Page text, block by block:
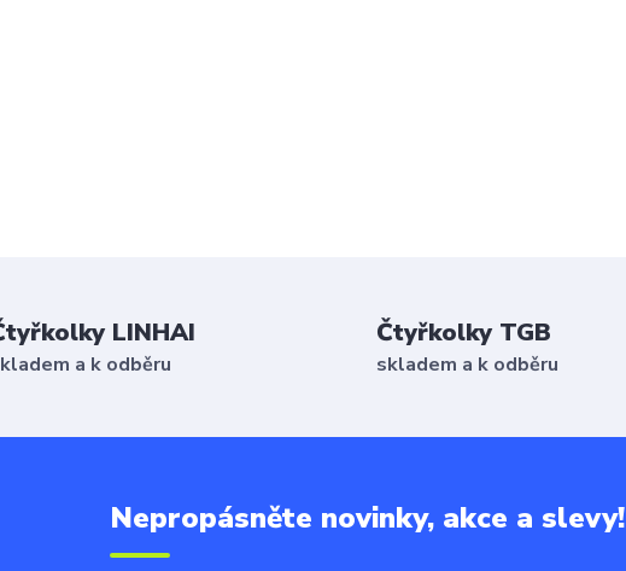
LINHAI
a k odběru
Čtyřkolky TGB
skladem a k odběru
Nepropásněte novinky, akce a slevy!